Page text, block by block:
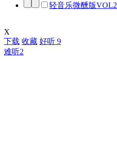
轻音乐微醺版VOL2
X
下载 收藏 好听 9
难听2